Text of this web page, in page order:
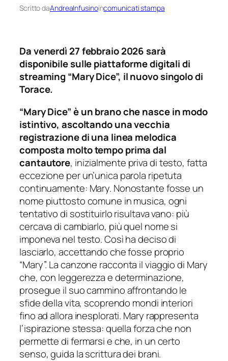
Scritto daAndreaInfusinoincomunicati stampa
Da venerdì 27 febbraio 2026 sarà
disponibile sulle piattaforme digitali di
streaming “Mary Dice”, il nuovo singolo di
Torace.
“Mary Dice” è un brano che nasce in modo
istintivo, ascoltando una vecchia
registrazione di una linea melodica
composta molto tempo prima dal
cantautore, inizialmente priva di testo, fatta
eccezione per un’unica parola ripetuta
continuamente: Mary. Nonostante fosse un
nome piuttosto comune in musica, ogni
tentativo di sostituirlo risultava vano: più
cercava di cambiarlo, più quel nome si
imponeva nel testo. Così ha deciso di
lasciarlo, accettando che fosse proprio
“Mary”. La canzone racconta il viaggio di Mary
che, con leggerezza e determinazione,
prosegue il suo cammino affrontando le
sfide della vita, scoprendo mondi interiori
fino ad allora inesplorati. Mary rappresenta
l’ispirazione stessa: quella forza che non
permette di fermarsi e che, in un certo
senso, guida la scrittura dei brani.